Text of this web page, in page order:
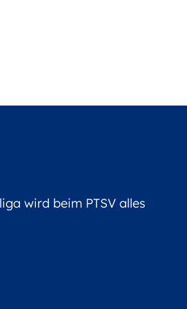
wird beim PTSV alles